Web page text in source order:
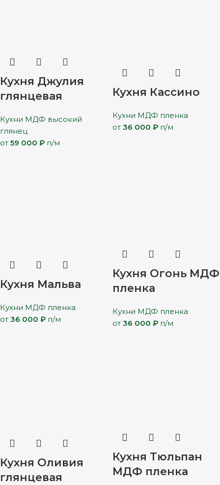
Кухня Джулия
глянцевая
Кухни МДФ высокий
глянец
от 59 000 ₽ п/м
Кухня Кассино
Кухни МДФ пленка
от 36 000 ₽ п/м
Кухня Мальва
Кухни МДФ пленка
от 36 000 ₽ п/м
Кухня Огонь МДФ
пленка
Кухни МДФ пленка
от 36 000 ₽ п/м
Кухня Оливия
глянцевая
Кухня Тюльпан
МДФ пленка